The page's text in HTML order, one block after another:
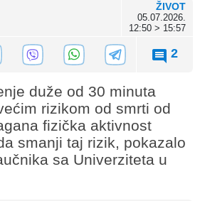
ŽIVOT
05.07.2026.
12:50 > 15:57
2
duže od 30 minuta
rizikom od smrti od
fizička aktivnost
smanji taj rizik, pokazalo
sa Univerziteta u